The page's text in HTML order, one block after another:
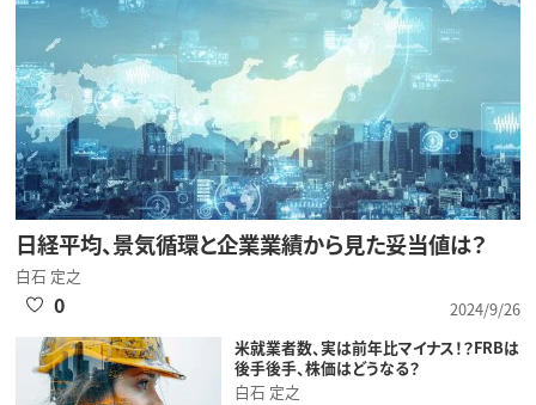
日経平均、景気循環と企業業績から見た妥当値は？
白石 定之
2024/9/26
0
米就業者数、実は前年比マイナス！？FRBは
後手後手、株価はどうなる？
白石 定之